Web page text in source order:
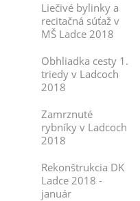
Liečivé bylinky a
recitačná súťaž v
MŠ Ladce 2018
Obhliadka cesty 1.
triedy v Ladcoch
2018
Zamrznuté
rybníky v Ladcoch
2018
Rekonštrukcia DK
Ladce 2018 -
január